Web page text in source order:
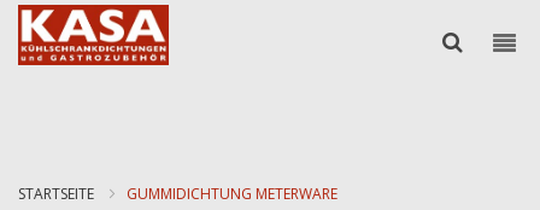
STARTSEITE GUMMIDICHTUNG METERWARE